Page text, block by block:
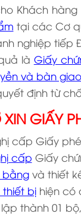
Khách hàng
tại các Cơ
nghiệp tiếp
là Giấy
và bàn
định từ
XIN GIẤY
cấp Giấy
cấp Giấy
bằngvà thiết
bịhiện có
thành 01